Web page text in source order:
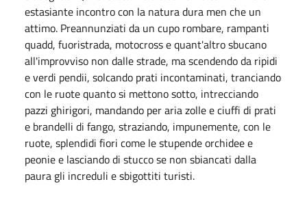
estasiante incontro con la natura dura men che un
attimo. Preannunziati da un cupo rombare, rampanti
quadd, fuoristrada, motocross e quant'altro sbucano
all'improvviso non dalle strade, ma scendendo da ripidi
e verdi pendii, solcando prati incontaminati, tranciando
con le ruote quanto si mettono sotto, intrecciando
pazzi ghirigori, mandando per aria zolle e ciuffi di prati
e brandelli di fango, straziando, impunemente, con le
ruote, splendidi fiori come le stupende orchidee e
peonie e lasciando di stucco se non sbiancati dalla
paura gli increduli e sbigottiti turisti.